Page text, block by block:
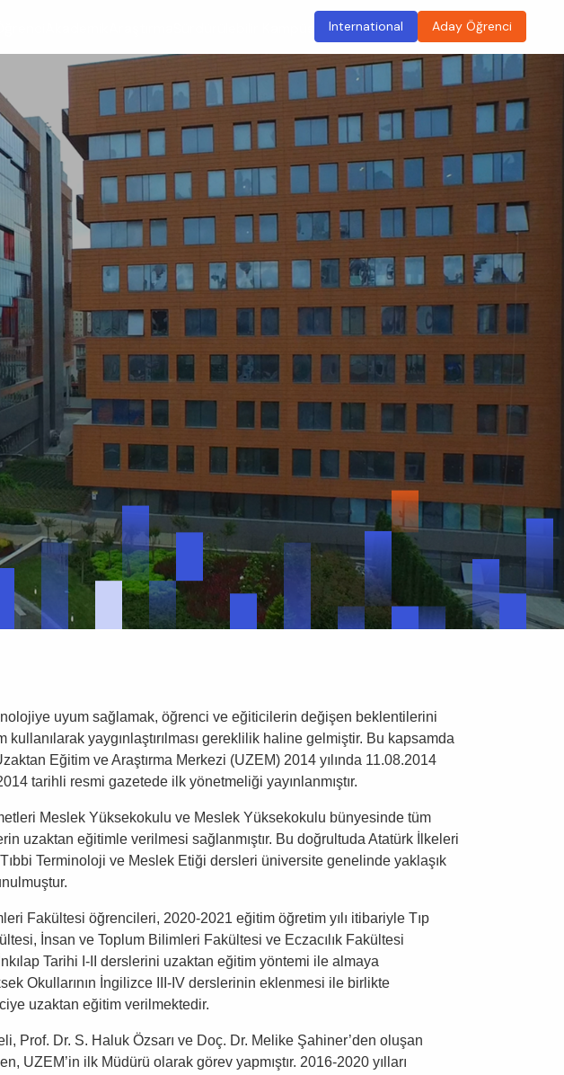
International Aday Öğrenci
uyum sağlamak, öğrenci ve eğiticilerin değişen beklentilerini
yaygınlaştırılması gereklilik haline gelmiştir. Bu kapsamda
Eğitim ve Araştırma Merkezi (UZEM) 2014 yılında 11.08.2014
tarihli resmi gazetede ilk yönetmeliği yayınlanmıştır.
Meslek Yüksekokulu ve Meslek Yüksekokulu bünyesinde tüm
uzaktan eğitimle verilmesi sağlanmıştır. Bu doğrultuda Atatürk İlkeleri
Terminoloji ve Meslek Etiği dersleri üniversite genelinde yaklaşık
Fakültesi öğrencileri, 2020-2021 eğitim öğretim yılı itibariyle Tıp
İnsan ve Toplum Bilimleri Fakültesi ve Eczacılık Fakültesi
Tarihi I-II derslerini uzaktan eğitim yöntemi ile almaya
Okullarının İngilizce III-IV derslerinin eklenmesi ile birlikte
uzaktan eğitim verilmektedir.
Prof. Dr. S. Haluk Özsarı ve Doç. Dr. Melike Şahiner’den oluşan
UZEM’in ilk Müdürü olarak görev yapmıştır. 2016-2020 yılları